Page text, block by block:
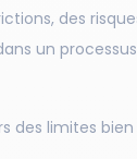
des
un
des limites